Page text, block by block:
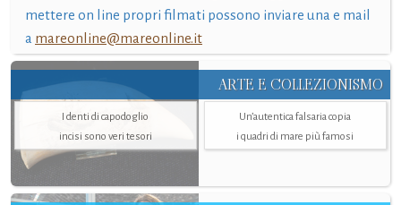
mettere on line propri filmati possono inviare una e mail
a mareonline@mareonline.it
ARTE E COLLEZIONISMO
I denti di capodoglio
incisi sono veri tesori
Un’autentica falsaria copia
i quadri di mare più famosi